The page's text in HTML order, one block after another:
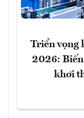
Triển vọng
2026:
khơi